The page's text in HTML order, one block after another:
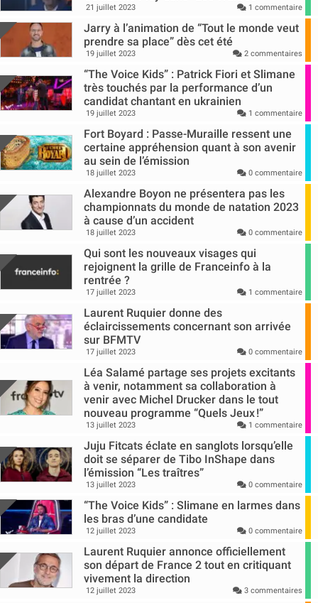
21 juillet 2023 1 commentaire
Jarry à l’animation de “Tout le monde veut
prendre sa place” dès cet été
19 juillet 2023 2 commentaires
“The Voice Kids” : Patrick Fiori et Slimane
très touchés par la performance d’un
candidat chantant en ukrainien
19 juillet 2023 1 commentaire
Fort Boyard : Passe-Muraille ressent une
certaine appréhension quant à son avenir
au sein de l’émission
18 juillet 2023 0 commentaire
Alexandre Boyon ne présentera pas les
championnats du monde de natation 2023
à cause d’un accident
18 juillet 2023 0 commentaire
Qui sont les nouveaux visages qui
rejoignent la grille de Franceinfo à la
rentrée ?
17 juillet 2023 1 commentaire
Laurent Ruquier donne des
éclaircissements concernant son arrivée
sur BFMTV
17 juillet 2023 0 commentaire
Léa Salamé partage ses projets excitants
à venir, notamment sa collaboration à
venir avec Michel Drucker dans le tout
nouveau programme “Quels Jeux !”
13 juillet 2023 1 commentaire
Juju Fitcats éclate en sanglots lorsqu’elle
doit se séparer de Tibo InShape dans
l’émission “Les traîtres”
13 juillet 2023 0 commentaire
“The Voice Kids” : Slimane en larmes dans
les bras d’une candidate
12 juillet 2023 0 commentaire
Laurent Ruquier annonce officiellement
son départ de France 2 tout en critiquant
vivement la direction
12 juillet 2023 3 commentaires